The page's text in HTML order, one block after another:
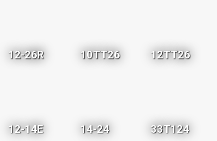
12-26R 10TT26 12TT26
12-14E 14-24 33T124